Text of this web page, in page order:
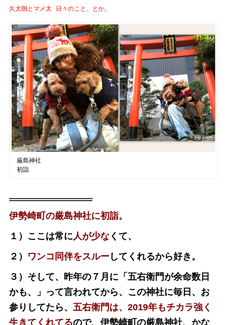
久太朗とマメ太 日々のこと、とか。
厳島神社
初詣
伊勢崎町の厳島神社に初詣。
１）ここは常に人が少な くて、
２） ワンコ同伴をスルー してくれるから好き。
３）そして、昨年の７月に「五右衛門が余命数日
かも、」って言われてから、 この神社に毎日、お
参りしてたら、 五右衛門は、2019年もチカラ強く
生きてくれてるので、 伊勢崎町の厳島神社、かな